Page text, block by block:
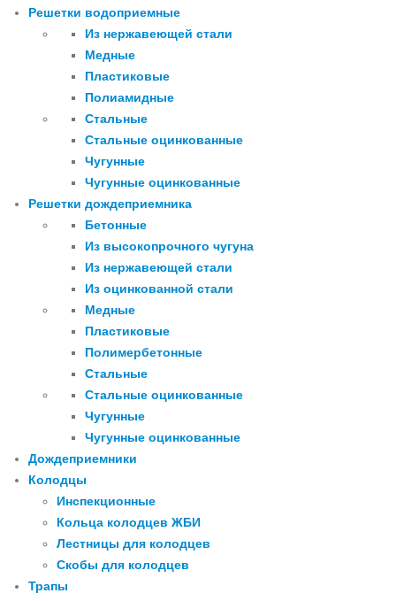
Решетки водоприемные
Из нержавеющей стали
Медные
Пластиковые
Полиамидные
Стальные
Стальные оцинкованные
Чугунные
Чугунные оцинкованные
Решетки дождеприемника
Бетонные
Из высокопрочного чугуна
Из нержавеющей стали
Из оцинкованной стали
Медные
Пластиковые
Полимербетонные
Стальные
Стальные оцинкованные
Чугунные
Чугунные оцинкованные
Дождеприемники
Колодцы
Инспекционные
Кольца колодцев ЖБИ
Лестницы для колодцев
Скобы для колодцев
Трапы